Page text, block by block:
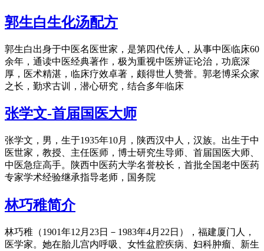
郭生白生化汤配方
郭生白出身于中医名医世家，是第四代传人，从事中医临床60
余年，通读中医经典著作，极为重视中医辨证论治，功底深
厚，医术精湛，临床疗效卓著，颇得世人赞誉。郭老博采众家
之长，勤求古训，潜心研究，结合多年临床
张学文-首届国医大师
张学文，男，生于1935年10月，陕西汉中人，汉族。出生于中
医世家，教授、主任医师，博士研究生导师、首届国医大师、
中医急症高手。陕西中医药大学名誉校长，首批全国老中医药
专家学术经验继承指导老师，国务院
林巧稚简介
林巧稚（1901年12月23日－1983年4月22日），福建厦门人，
医学家。她在胎儿宫内呼吸、女性盆腔疾病、妇科肿瘤、新生